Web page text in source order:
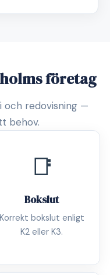
företag
och redovisning —
behov.
📑
Bokslut
Korrekt bokslut enligt
K2 eller K3.